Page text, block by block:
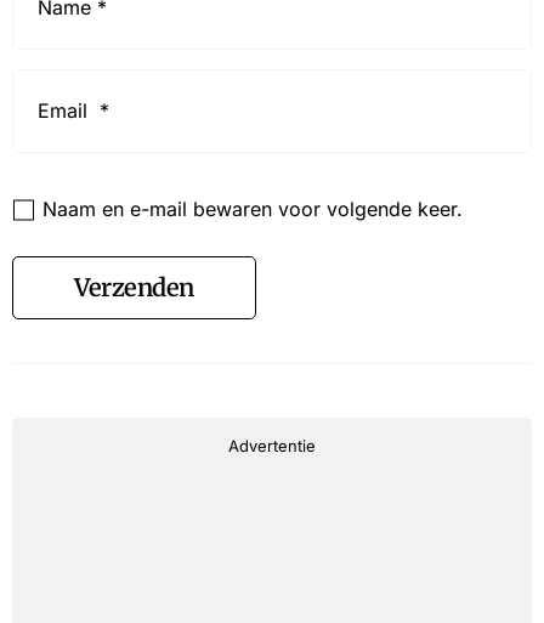
Naam en e-mail bewaren voor volgende keer.
Verzenden
Advertentie